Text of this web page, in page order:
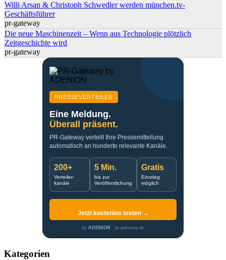
Willi Arsan & Christoph Schwedler werden münchen.tv-
Geschäftsführer
pr-gateway
Die neue Maschinenzeit – Wenn aus Technologie plötzlich
Zeitgeschichte wird
pr-gateway
PRESSEVERTEILER
Eine Meldung.
Überall präsent.
PR-Gateway verteilt Ihre Pressemitteilung
automatisch an hunderte relevante Kanäle.
200+
Verteiler-
kanäle
5 Min.
bis zur
Veröffentlichung
Gratis
Einstieg
möglich
Jetzt kostenlos testen →
by ADENION · pr-gateway.de
Kategorien